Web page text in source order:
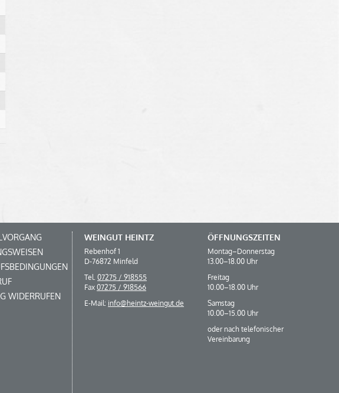
WIDERRUFEN
WEINGUT HEINTZ
Rebenhof 1
D-76872 Minfeld
Tel. 07275 / 918555
Fax 07275 / 918566
E-Mail: info@heintz-weingut.de
ÖFFNUNGS­ZEITEN
Montag–Donnerstag
13.00–18.00 Uhr
Freitag
10.00–18.00 Uhr
Samstag
10.00–15.00 Uhr
oder nach telefonischer
Vereinbarung